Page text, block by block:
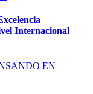
Internacional